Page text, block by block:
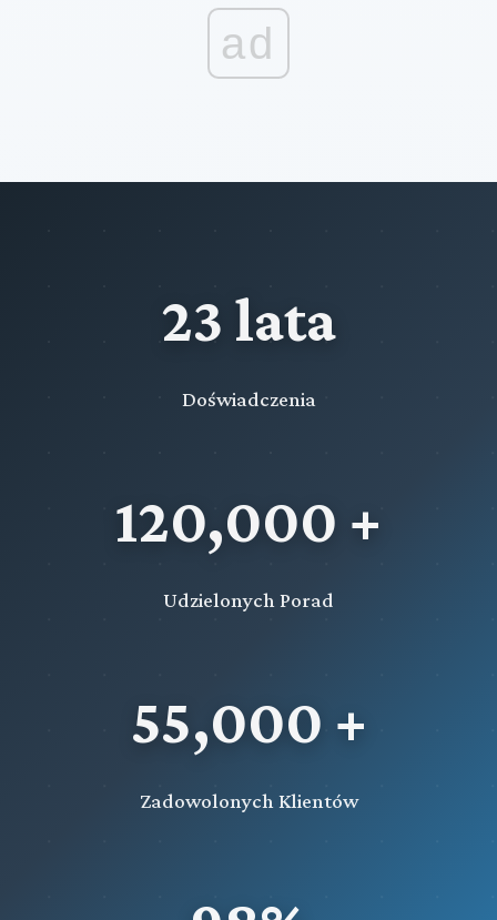
ad
23 lata
Doświadczenia
120,000 +
Udzielonych Porad
55,000 +
Zadowolonych Klientów